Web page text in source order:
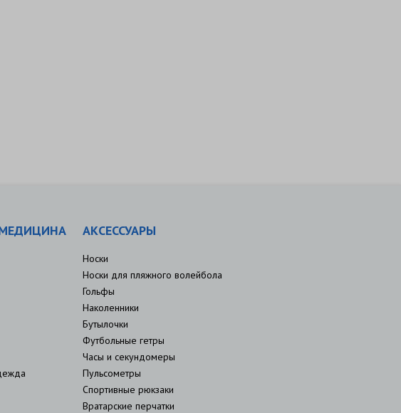
АКСЕССУАРЫ
Носки
Носки для пляжного волейбола
Гольфы
Наколенники
Бутылочки
Футбольные гетры
Часы и секундомеры
Пульсометры
Спортивные рюкзаки
Вратарские перчатки